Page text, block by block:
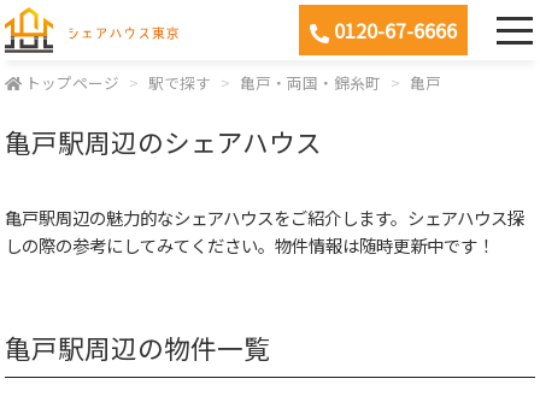
0120-67-6666
トップページ 駅で探す 亀戸・両国・錦糸町 亀戸
亀戸駅周辺のシェアハウス
亀戸駅周辺の魅力的なシェアハウスをご紹介します。シェアハウス探
しの際の参考にしてみてください。物件情報は随時更新中です！
亀戸駅周辺の物件一覧